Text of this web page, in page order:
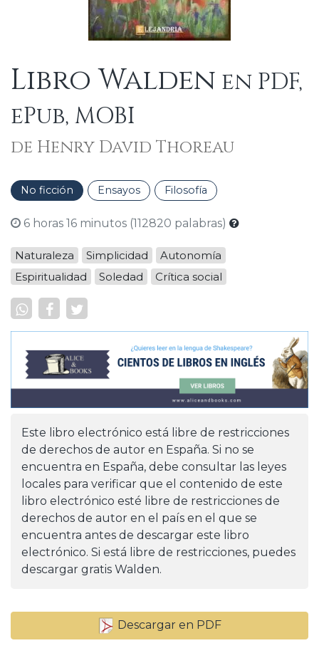
Libro Walden en PDF,
ePub, MOBI
de Henry David Thoreau
No ficción Ensayos Filosofía
6 horas 16 minutos (112820 palabras)
Naturaleza Simplicidad
Autonomía
Espiritualidad
Soledad Crítica social
Este libro electrónico está libre de restricciones
de derechos de autor en España. Si no se
encuentra en España, debe consultar las leyes
locales para verificar que el contenido de este
libro electrónico esté libre de restricciones de
derechos de autor en el país en el que se
encuentra antes de descargar este libro
electrónico. Si está libre de restricciones, puedes
descargar gratis Walden.
Descargar en PDF